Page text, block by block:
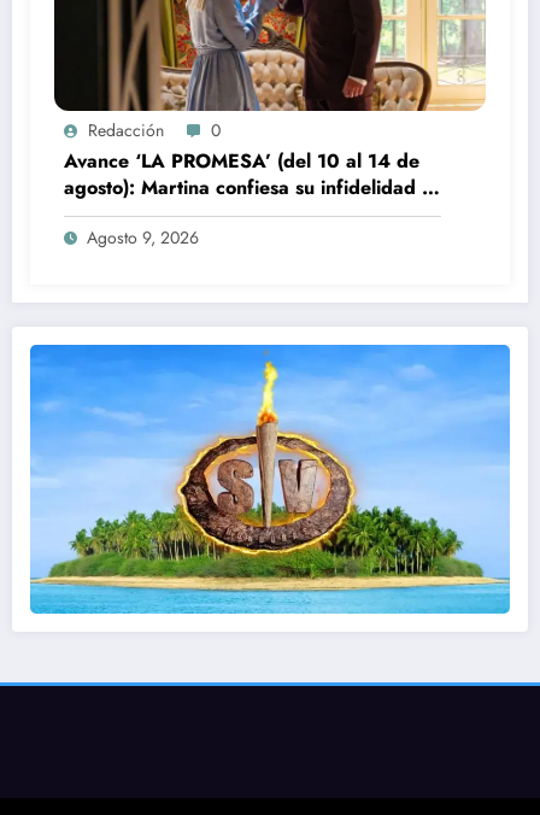
Redacción 0
Avance ‘LA PROMESA’ (del 10 al 14 de
agosto): Martina confiesa su infidelidad a
Jacobo
Agosto 9, 2026